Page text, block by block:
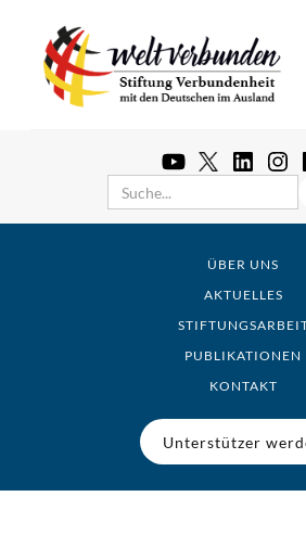
ÜBER UNS
AKTUELLES
PUBLIKATIONEN
KONTAKT
Unterstützer